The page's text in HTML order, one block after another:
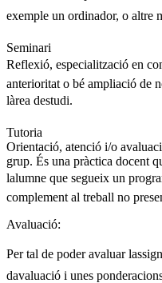
exemple un ordinador, o altre
Seminari
Reflexió, especialització en
anterioritat o bé ampliació de
làrea destudi.
Tutoria
Orientació, atenció i/o
grup. És una pràctica docent
lalumne que segueix un
complement al treball no
Avaluació:
Per tal de poder avaluar
davaluació i unes